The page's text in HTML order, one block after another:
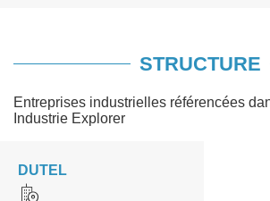
STRUCTURE
Entreprises industrielles référencées
Industrie Explorer
DUTEL